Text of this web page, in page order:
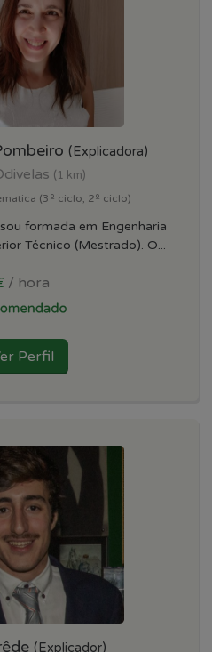
(Explicadora)
(1 km)
(3º ciclo, 2º ciclo)
formada em Engenharia
Técnico (Mestrado). O...
/ hora
Perfil
(Explicador)